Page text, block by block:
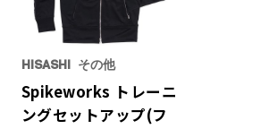
HISASHI その他
Spikeworks トレーニ
ングセットアップ(フ